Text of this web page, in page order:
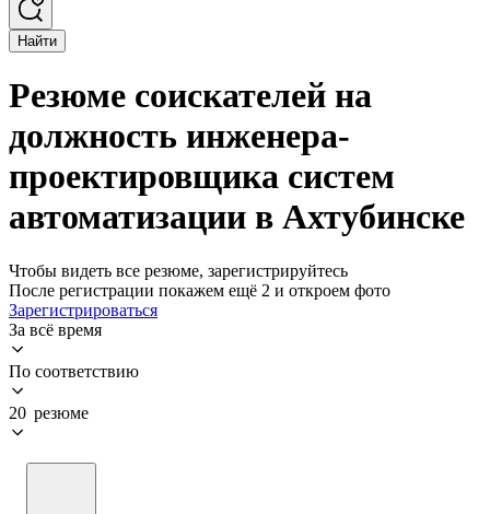
Найти
Резюме соискателей на
должность инженера-
проектировщика систем
автоматизации в Ахтубинске
Чтобы видеть все резюме, зарегистрируйтесь
После регистрации покажем ещё 2 и откроем фото
Зарегистрироваться
За всё время
По соответствию
20 резюме